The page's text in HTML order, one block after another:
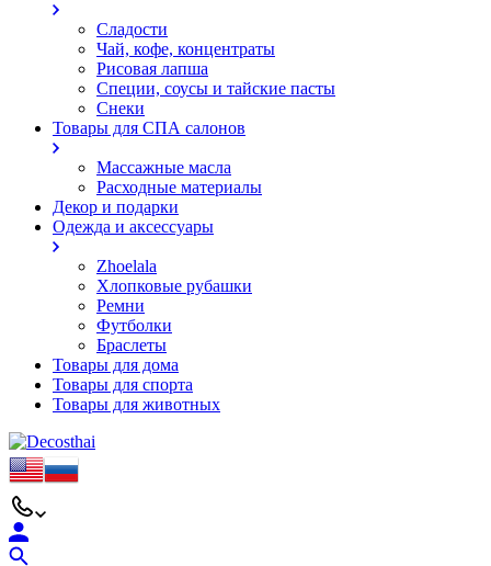
Сладости
Чай, кофе, концентраты
Рисовая лапша
Специи, соусы и тайские пасты
Снеки
Товары для СПА салонов
Массажные масла
Расходные материалы
Декор и подарки
Одежда и аксессуары
Zhoelala
Хлопковые рубашки
Ремни
Футболки
Браслеты
Товары для дома
Товары для спорта
Товары для животных